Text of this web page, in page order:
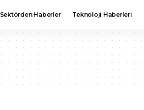
Sektörden Haberler Teknoloji Haberleri